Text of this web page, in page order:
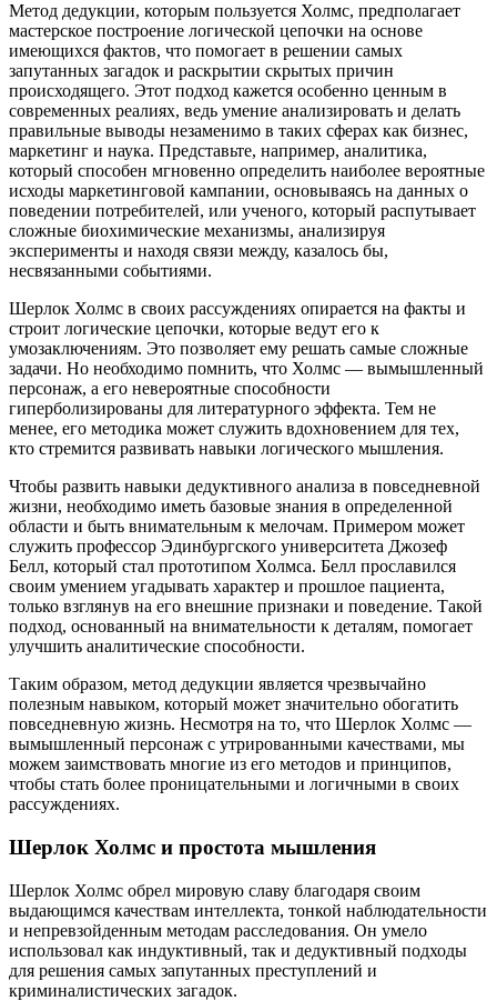
Метод дедукции, которым пользуется Холмс, предполагает
мастерское построение логической цепочки на основе
имеющихся фактов, что помогает в решении самых
запутанных загадок и раскрытии скрытых причин
происходящего. Этот подход кажется особенно ценным в
современных реалиях, ведь умение анализировать и делать
правильные выводы незаменимо в таких сферах как бизнес,
маркетинг и наука. Представьте, например, аналитика,
который способен мгновенно определить наиболее вероятные
исходы маркетинговой кампании, основываясь на данных о
поведении потребителей, или ученого, который распутывает
сложные биохимические механизмы, анализируя
эксперименты и находя связи между, казалось бы,
несвязанными событиями.
Шерлок Холмс в своих рассуждениях опирается на факты и
строит логические цепочки, которые ведут его к
умозаключениям. Это позволяет ему решать самые сложные
задачи. Но необходимо помнить, что Холмс — вымышленный
персонаж, а его невероятные способности
гиперболизированы для литературного эффекта. Тем не
менее, его методика может служить вдохновением для тех,
кто стремится развивать навыки логического мышления.
Чтобы развить навыки дедуктивного анализа в повседневной
жизни, необходимо иметь базовые знания в определенной
области и быть внимательным к мелочам. Примером может
служить профессор Эдинбургского университета Джозеф
Белл, который стал прототипом Холмса. Белл прославился
своим умением угадывать характер и прошлое пациента,
только взглянув на его внешние признаки и поведение. Такой
подход, основанный на внимательности к деталям, помогает
улучшить аналитические способности.
Таким образом, метод дедукции является чрезвычайно
полезным навыком, который может значительно обогатить
повседневную жизнь. Несмотря на то, что Шерлок Холмс —
вымышленный персонаж с утрированными качествами, мы
можем заимствовать многие из его методов и принципов,
чтобы стать более проницательными и логичными в своих
рассуждениях.
Шерлок Холмс и простота мышления
Шерлок Холмс обрел мировую славу благодаря своим
выдающимся качествам интеллекта, тонкой наблюдательности
и непревзойденным методам расследования. Он умело
использовал как индуктивный, так и дедуктивный подходы
для решения самых запутанных преступлений и
криминалистических загадок.